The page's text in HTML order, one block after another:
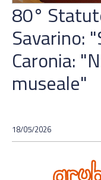
80°
Savarino:
Caronia:
museale"
18/05/2026